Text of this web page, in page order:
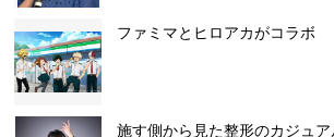
ファミマとヒロアカがコラボ
施す側から見た整形のカジュア